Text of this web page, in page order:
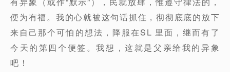
便为有福。我的心就被这句话抓住，彻彻底底的放下
来自己那个可怕的想法，降服在SL 里面，继而有了
今天的第四个便签。我想，这就是父亲给我的异象
吧！